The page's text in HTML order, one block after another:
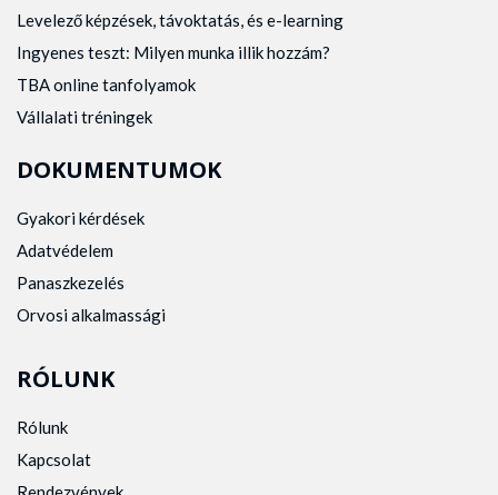
Levelező képzések, távoktatás, és e-learning
Ingyenes teszt: Milyen munka illik hozzám?
TBA online tanfolyamok
Vállalati tréningek
DOKUMENTUMOK
Gyakori kérdések
Adatvédelem
Panaszkezelés
Orvosi alkalmassági
RÓLUNK
Rólunk
Kapcsolat